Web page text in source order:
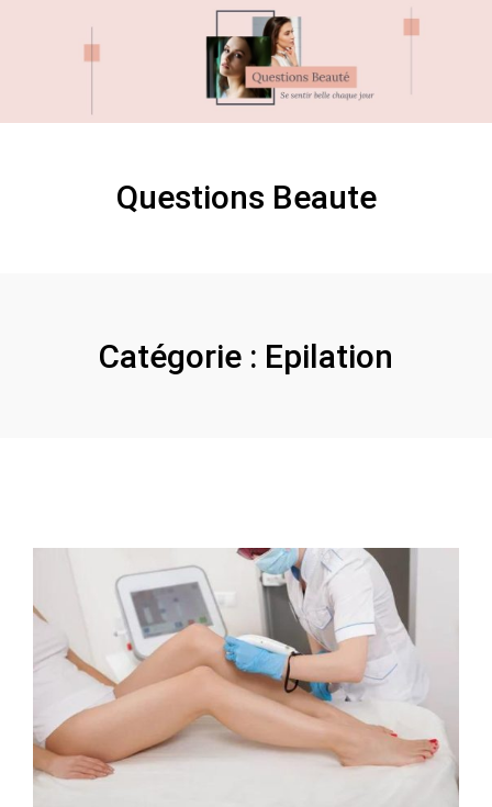
Questions Beaute
Catégorie : Epilation